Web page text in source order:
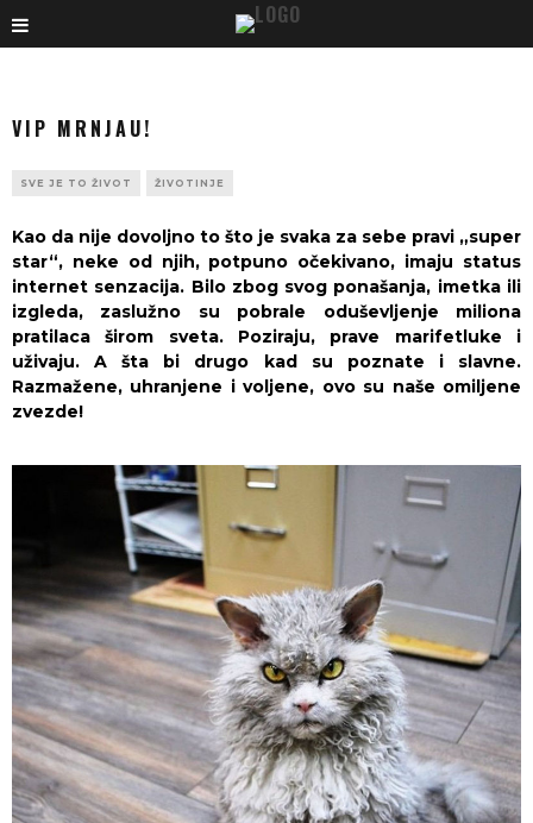
VIP MRNJAU!
SVE JE TO ŽIVOT ŽIVOTINJE
Kao da nije dovoljno to što je svaka za sebe pravi „super
star“, neke od njih, potpuno očekivano, imaju status
internet senzacija. Bilo zbog svog ponašanja, imetka ili
izgleda, zaslužno su pobrale oduševljenje miliona
pratilaca širom sveta. Poziraju, prave marifetluke i
uživaju. A šta bi drugo kad su poznate i slavne.
Razmažene, uhranjene i voljene, ovo su naše omiljene
zvezde!